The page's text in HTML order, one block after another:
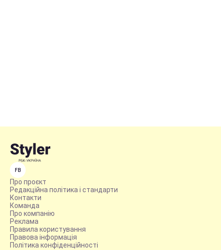
FB
Про проєкт
Редакційна політика і стандарти
Контакти
Команда
Про компанію
Реклама
Правила користування
Правова інформація
Політика конфіденційності